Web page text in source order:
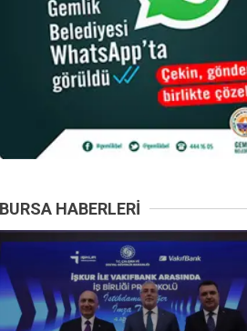
BURSA HABERLERI